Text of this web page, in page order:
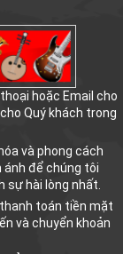
hoặc Email cho
Quý khách trong
và phong cách
ánh để chúng tôi
sự hài lòng nhất.
toán tiền mặt
và chuyển khoản